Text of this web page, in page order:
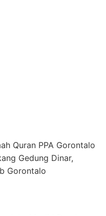
Quran PPA Gorontalo
Gedung Dinar,
Gorontalo